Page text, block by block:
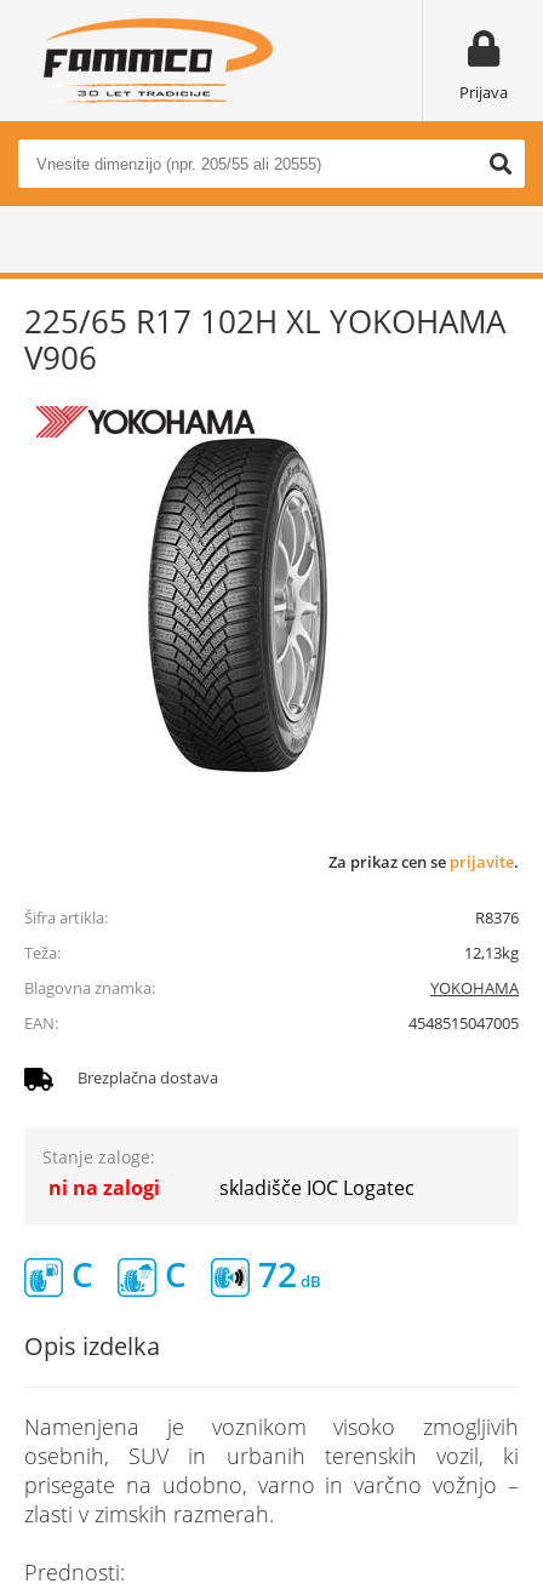
Prijava
225/65 R17 102H XL YOKOHAMA
V906
Za prikaz cen se prijavite.
Šifra artikla:
R8376
Teža:
12,13kg
Blagovna znamka:
YOKOHAMA
EAN:
4548515047005
Brezplačna dostava
Stanje zaloge:
ni na zalogi skladišče IOC Logatec
C C 72
Opis izdelka
Namenjena je voznikom visoko zmogljivih
osebnih, SUV in urbanih terenskih vozil, ki
prisegate na udobno, varno in varčno vožnjo –
zlasti v zimskih razmerah.
Prednosti: